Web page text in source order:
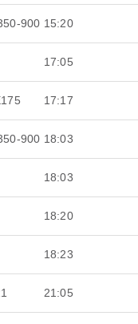
900 15:20
17:05
17:17
900 18:03
18:03
18:20
18:23
21:05